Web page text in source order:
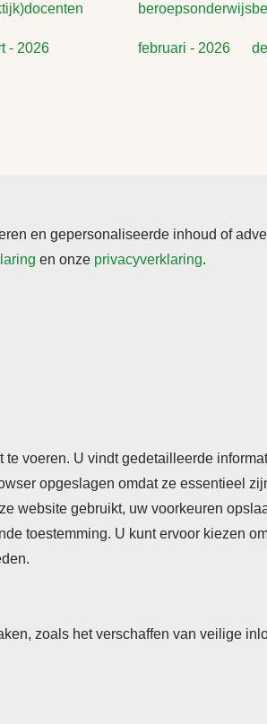
- 2026
beroepsonderwijs
februari - 2026
en gepersonaliseerde inhoud of
en onze privacyverklaring.
voeren. U vindt gedetailleerde
opgeslagen omdat ze essentieel
website gebruikt, uw voorkeuren
toestemming. U kunt ervoor kiezen
zoals het verschaffen van veilige